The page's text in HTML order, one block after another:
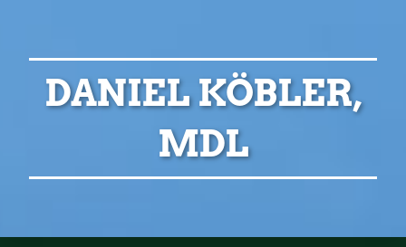
DANIEL KÖBLER,
MDL